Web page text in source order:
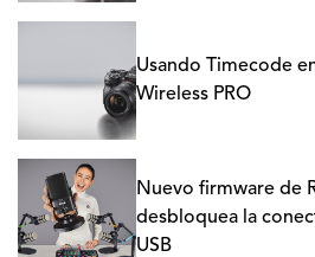
Usando Timecode
Wireless PRO
Nuevo firmware de
desbloquea la
USB